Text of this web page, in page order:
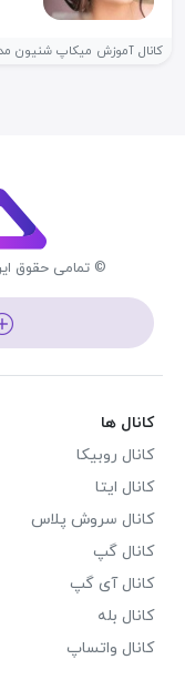
کانال آموزش میکاپ شنیون
© تمامی حقوق
کانال ها
کانال روبیکا
کانال ایتا
کانال سروش پلاس
کانال گپ
کانال آی گپ
کانال بله
کانال واتساپ